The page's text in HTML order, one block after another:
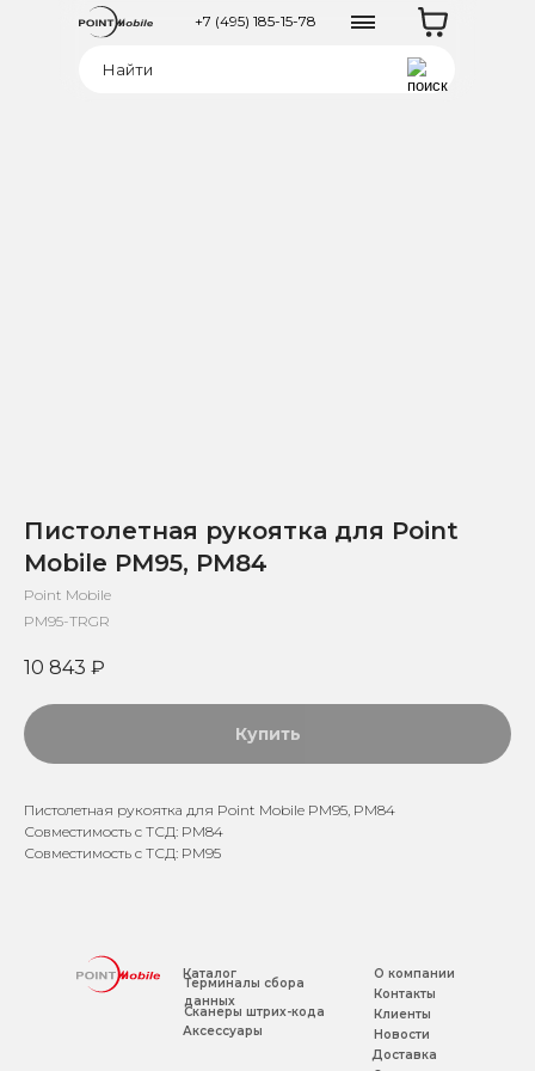
+7 (495) 185-15-78
Пистолетная рукоятка для Point
Mobile PM95, PM84
Point Mobile
PM95-TRGR
10 843 ₽
Купить
Пистолетная рукоятка для Point Mobile PM95, PM84
Совместимость с ТСД: PM84
Совместимость с ТСД: PM95
Каталог
Контакты
Новости
Доставка
Клиенты
О компании
Аксессуары
Терминалы сбора
данных
Сканеры штрих-кода